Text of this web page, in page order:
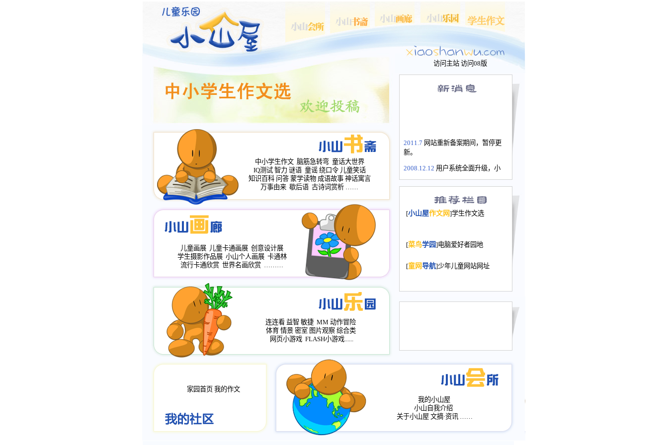
访问主站 访问08版
2011.7 网站重新备案期间，暂停更
新。
2008.12.12 用户系统全面升级，小
长会、家园网－个人空间，用户一
次注册全部通行。
2008.12.12家园网正式运行，域
年，2009版提前启用，小山屋全面
小山画廊均增加多个新栏目。。
评分、顶功能，作文宝典改版。
[小山屋作文网]学生作文选
[菜鸟学园]电脑爱好者园地
[童网导航]少年儿童网站网址
中小学生作文 脑筋急转弯 童话大世界
IQ测试 智力 谜语 童谣 绕口令 儿童笑话
知识百科 问答 蒙学读物 成语故事 神话寓言
万事由来 歇后语 古诗词赏析 ……
儿童画展 儿童卡通画展 创意设计展
学生摄影作品展 小山个人画展 卡通林
流行卡通欣赏 世界名画欣赏 ………
连连看 益智 敏捷 MM 动作冒险
体育 情景 密室 图片观察 综合类
网页小游戏 FLASH小游戏......
家园首页 我的作文
我的小山屋
小山自我介绍
关于小山屋 文摘·资讯 ……